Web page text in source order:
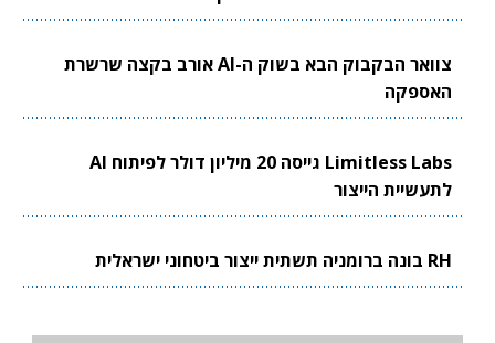
צוואר הבקבוק הבא בשוק ה-AI אורב בקצה שרשרת
האספקה
Limitless Labs גייסה 20 מיליון דולר לפיתוח AI
לתעשיית הייצור
RH בונה ברומניה תשתית ייצור ביטחוני ישראלית